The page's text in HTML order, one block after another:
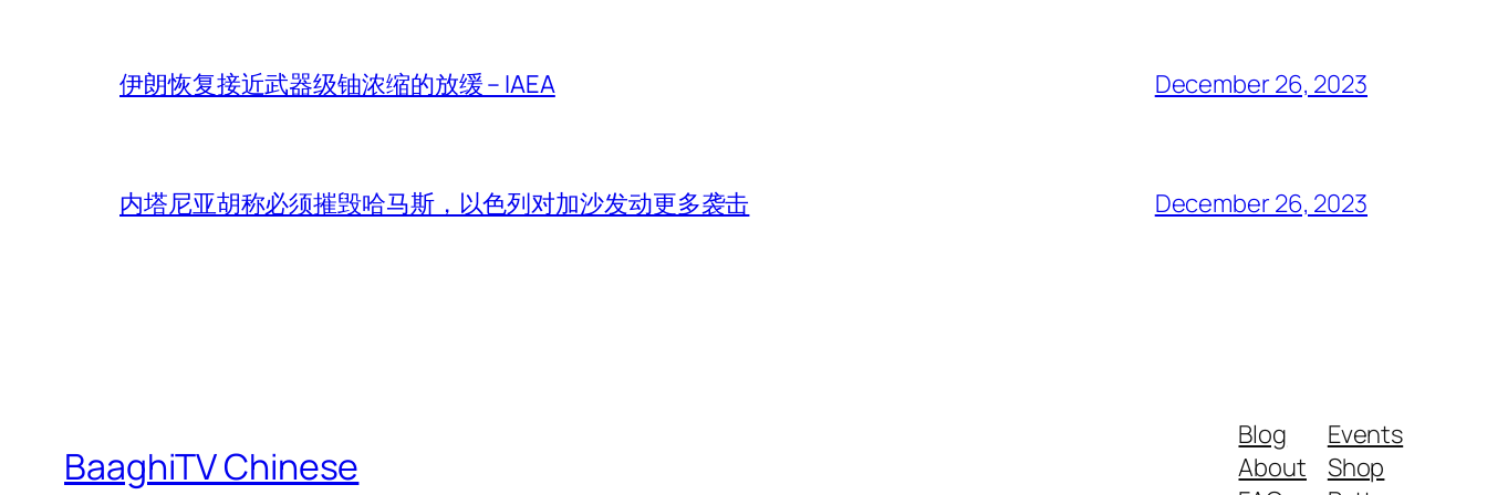
伊朗恢复接近武器级铀浓缩的放缓 – IAEA December 26, 2023
内塔尼亚胡称必须摧毁哈马斯，以色列对加沙发动更多袭击 December 26, 2023
BaaghiTV Chinese
Blog
About
Events
Shop